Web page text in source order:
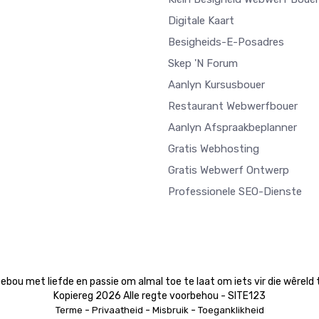
Digitale Kaart
Besigheids-E-Posadres
Skep 'n Forum
Aanlyn Kursusbouer
Restaurant Webwerfbouer
Aanlyn Afspraakbeplanner
Gratis Webhosting
Gratis Webwerf Ontwerp
Professionele SEO-Dienste
met liefde en passie om almal toe te laat om iets vir die wêreld
Kopiereg 2026 Alle regte voorbehou - SITE123
Terme - Privaatheid - Misbruik- Toeganklikheid